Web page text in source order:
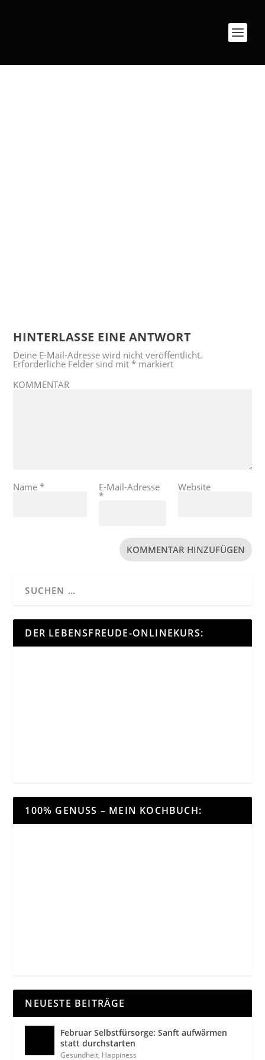
HINTERLASSE EINE ANTWORT
Deine E-Mail-Adresse wird nicht veröffentlicht.
Erforderliche Felder sind mit* markiert
KOMMENTAR
Name* E-Mail-Adresse
*
Website
DER LEBENSFREUDE-ONLINEKURS:
100% GENUSS – MEIN KOCHBUCH:
NEUESTE BEITRÄGE
Februar Selbstfürsorge: Sanft aufwärmen
statt durchstarten
Gesundheit, Happiness